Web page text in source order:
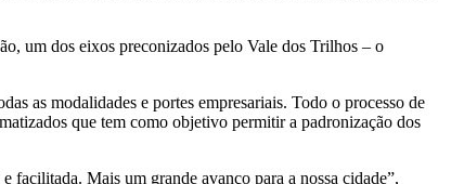
um dos eixos preconizados pelo Vale dos Trilhos – o
as modalidades e portes empresariais. Todo o processo de
que tem como objetivo permitir a padronização dos
facilitada. Mais um grande avanço para a nossa cidade”,